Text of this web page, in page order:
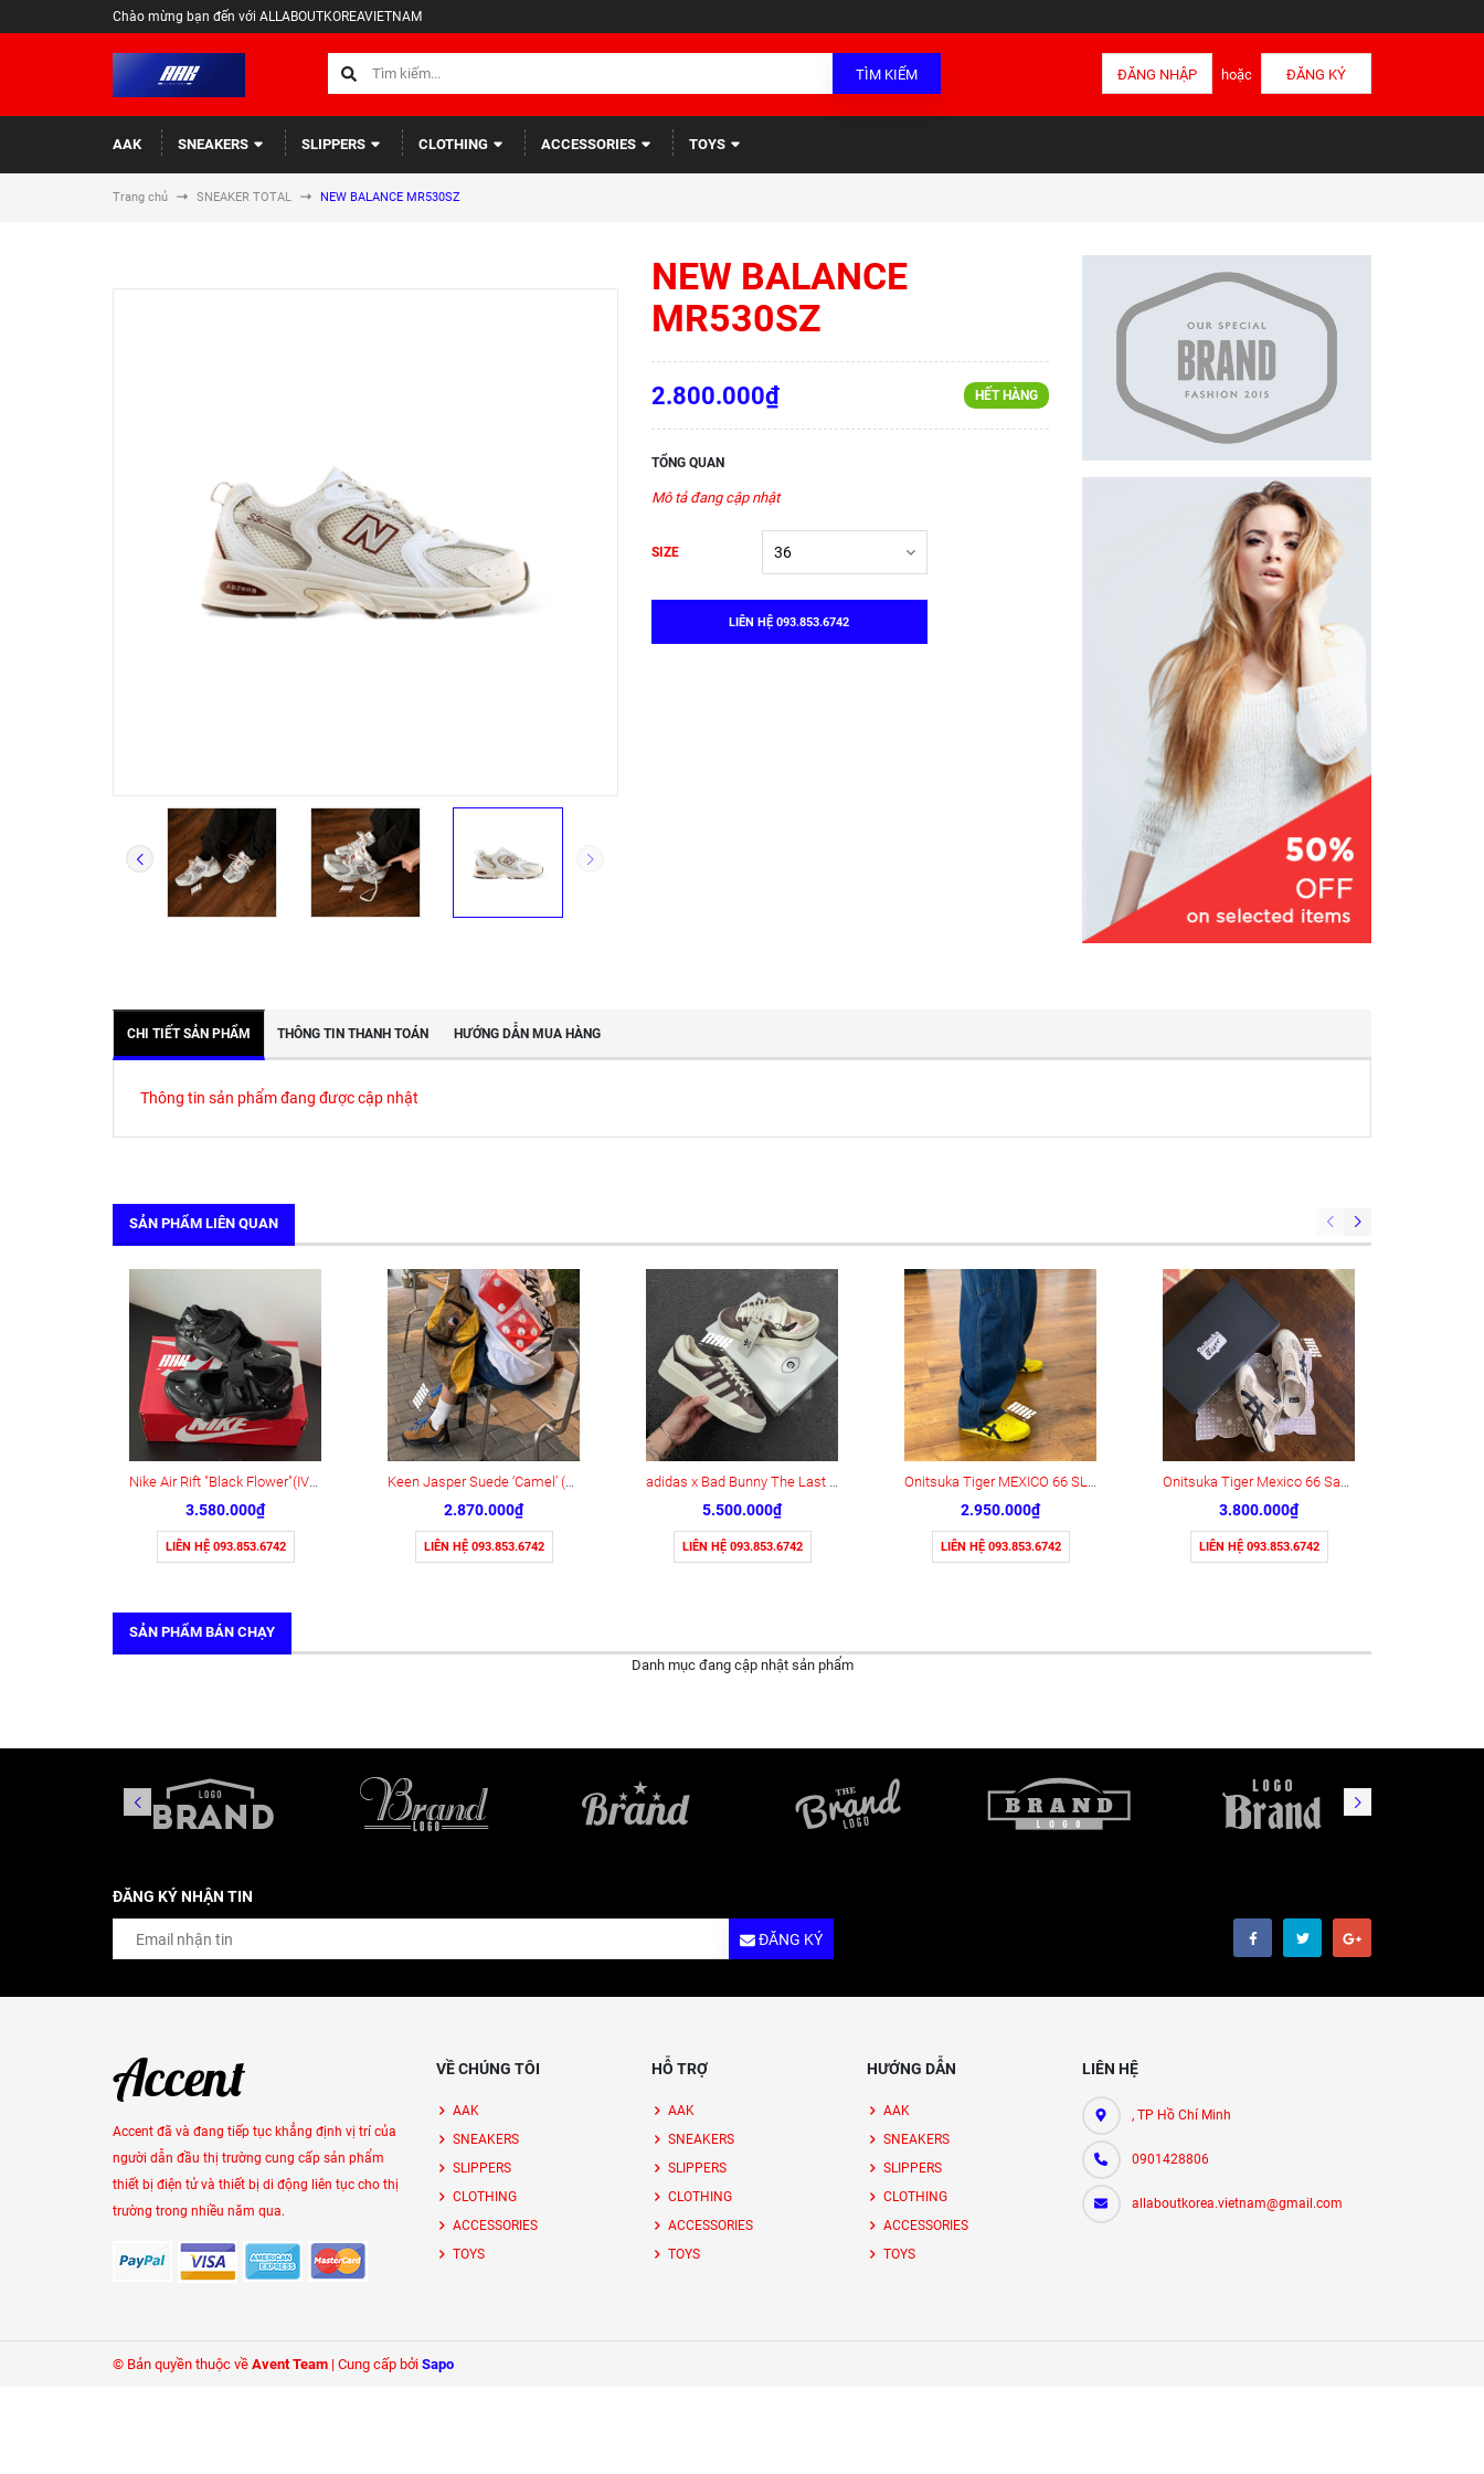
Chào mừng bạn đến với ALLABOUTKOREAVIETNAM
TÌM KIẾM ĐĂNG NHẬP hoặc ĐĂNG KÝ
AAK SNEAKERS SLIPPERS CLOTHING ACCESSORIES TOYS
Trang chủ SNEAKER TOTAL NEW BALANCE MR530SZ
NEW BALANCE
MR530SZ
2.800.000₫ HẾT HÀNG
TỔNG QUAN
Mô tả đang cập nhật
SIZE
LIÊN HỆ 093.853.6742
CHI TIẾT SẢN PHẨM THÔNG TIN THANH TOÁN HƯỚNG DẪN MUA HÀNG
Thông tin sản phẩm đang được cập nhật
SẢN PHẨM LIÊN QUAN
Nike Air Rift "Black Flower"(IV5682-001)
3.580.000₫
LIÊN HỆ 093.853.6742
Keen Jasper Suede ‘Camel’ (1004337)
2.870.000₫
LIÊN HỆ 093.853.6742
adidas x Bad Bunny The Last Campus (ID2534)
5.500.000₫
LIÊN HỆ 093.853.6742
Onitsuka Tiger MEXICO 66 SLIP-ON (1183A746-751)
2.950.000₫
LIÊN HỆ 093.853.6742
Onitsuka Tiger Mexico 66 Sabot ‘Peacoat’ (1183C123-200)
3.800.000₫
LIÊN HỆ 093.853.6742
SẢN PHẨM BÁN CHẠY
Danh mục đang cập nhật sản phẩm
ĐĂNG KÝ NHẬN TIN
ĐĂNG KÝ
Accent đã và đang tiếp tục khẳng định vị trí của
người dẫn đầu thị trường cung cấp sản phẩm
thiết bị điện tử và thiết bị di động liên tục cho thị
trường trong nhiều năm qua.
VỀ CHÚNG TÔI
AAK
SNEAKERS
SLIPPERS
CLOTHING
ACCESSORIES
TOYS
HỖ TRỢ
AAK
SNEAKERS
SLIPPERS
CLOTHING
ACCESSORIES
TOYS
HƯỚNG DẪN
AAK
SNEAKERS
SLIPPERS
CLOTHING
ACCESSORIES
TOYS
LIÊN HỆ
, TP Hồ Chí Minh
0901428806
allaboutkorea.vietnam@gmail.com
© Bản quyền thuộc về Avent Team | Cung cấp bởi Sapo